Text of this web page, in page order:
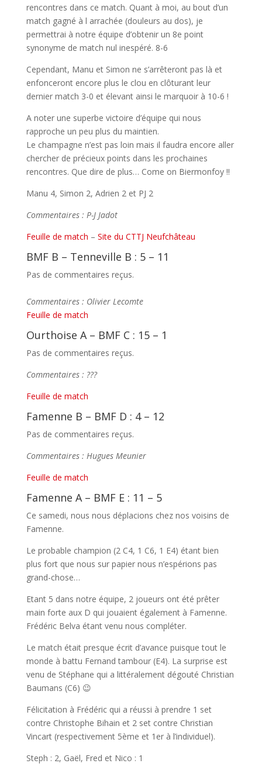
rencontres dans ce match. Quant à moi, au bout d’un
match gagné à l arrachée (douleurs au dos), je
permettrai à notre équipe d’obtenir un 8e point
synonyme de match nul inespéré. 8-6
Cependant, Manu et Simon ne s’arrêteront pas là et
enfonceront encore plus le clou en clôturant leur
dernier match 3-0 et élevant ainsi le marquoir à 10-6 !
A noter une superbe victoire d’équipe qui nous
rapproche un peu plus du maintien.
Le champagne n’est pas loin mais il faudra encore aller
chercher de précieux points dans les prochaines
rencontres. Que dire de plus… Come on Biermonfoy !!
Manu 4, Simon 2, Adrien 2 et PJ 2
Commentaires : P-J Jadot
Feuille de match – Site du CTTJ Neufchâteau
BMF B – Tenneville B : 5 – 11
Pas de commentaires reçus.
Commentaires : Olivier Lecomte
Feuille de match
Ourthoise A – BMF C : 15 – 1
Pas de commentaires reçus.
Commentaires : ???
Feuille de match
Famenne B – BMF D : 4 – 12
Pas de commentaires reçus.
Commentaires : Hugues Meunier
Feuille de match
Famenne A – BMF E : 11 – 5
Ce samedi, nous nous déplacions chez nos voisins de
Famenne.
Le probable champion (2 C4, 1 C6, 1 E4) étant bien
plus fort que nous sur papier nous n’espérions pas
grand-chose…
Etant 5 dans notre équipe, 2 joueurs ont été prêter
main forte aux D qui jouaient également à Famenne.
Frédéric Belva étant venu nous compléter.
Le match était presque écrit d’avance puisque tout le
monde à battu Fernand tambour (E4). La surprise est
venu de Stéphane qui a littéralement dégouté Christian
Baumans (C6) 😉
Félicitation à Frédéric qui a réussi à prendre 1 set
contre Christophe Bihain et 2 set contre Christian
Vincart (respectivement 5ème et 1er à l’individuel).
Steph : 2, Gaël, Fred et Nico : 1